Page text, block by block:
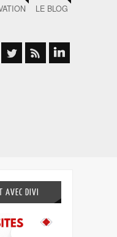
LE BLOG
AVEC DIVI